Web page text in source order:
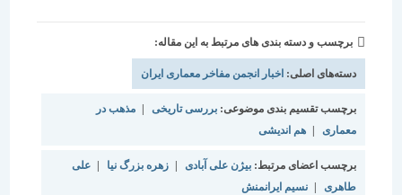
برچسب و دسته بندی های مرتبط به این مقاله:
دسته‌های اصلی:اخبار انجمن مفاخر معماری ایران
برچسب تقسیم بندی موضوعی:بررسی تاریخی | مذهب در
| هم اندیشی
برچسب اعضای مرتبط: بیژن علی آبادی | زهره بزرگ نیا | علی
| نسیم ایرانمنش